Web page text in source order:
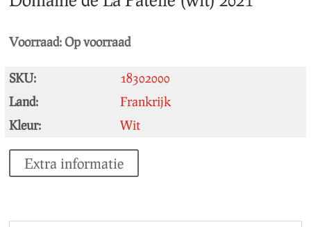
Voorraad:Op voorraad
SKU:
18302000
Land:
Frankrijk
Kleur:
Wit
Extra informatie